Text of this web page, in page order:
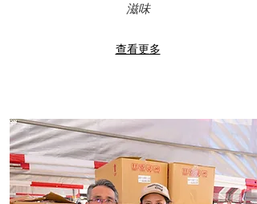
滋味
查看更多